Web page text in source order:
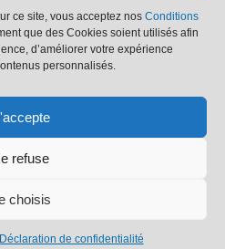
ce site, vous acceptez nos Conditions
que des Cookies soient utilisés afin
d’améliorer votre expérience
personnalisés.
refuse
choisis
de confidentialité
Clemenceau
les Mauxfaits